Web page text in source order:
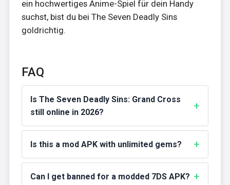
ein hochwertiges Anime-Spiel für dein Handy
suchst, bist du bei The Seven Deadly Sins
goldrichtig.
FAQ
Is The Seven Deadly Sins: Grand Cross
still online in 2026?
Is this a mod APK with unlimited gems?
Can I get banned for a modded 7DS APK?